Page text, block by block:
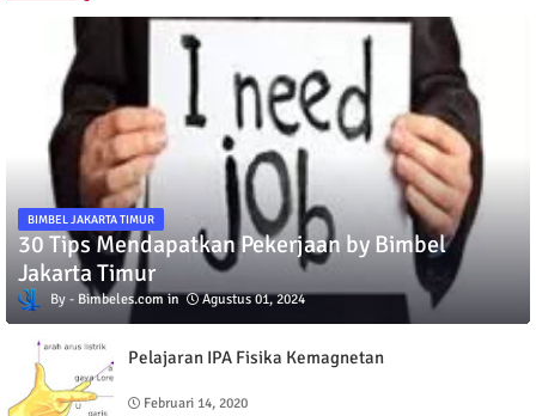
BIMBEL JAKARTA TIMUR
30 Tips Mendapatkan Pekerjaan by Bimbel
Jakarta Timur
Bimbeles.com Agustus 01, 2024
Pelajaran IPA Fisika Kemagnetan
Februari 14, 2020